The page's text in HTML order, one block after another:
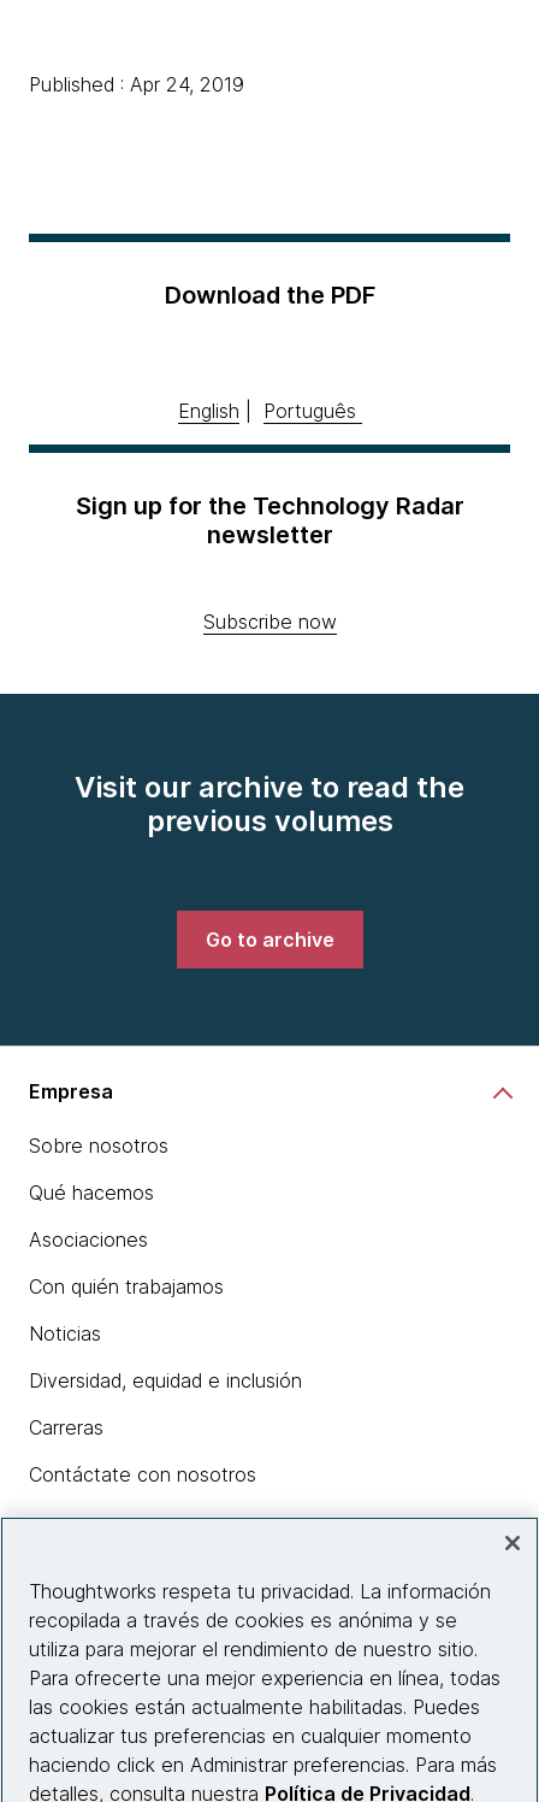
Published : Apr 24, 2019
Download the PDF
English Português
Sign up for the Technology Radar
newsletter
Subscribe now
Visit our archive to read the
previous volumes
Go to archive
Empresa
Sobre nosotros
Qué hacemos
Asociaciones
Con quién trabajamos
Noticias
Diversidad, equidad e inclusión
Carreras
Contáctate con nosotros
Información del sitio web
Conecta con nosotros
Thoughtworks respeta tu privacidad. La información
recopilada a través de cookies es anónima y se
utiliza para mejorar el rendimiento de nuestro sitio.
Para ofrecerte una mejor experiencia en línea, todas
las cookies están actualmente habilitadas. Puedes
actualizar tus preferencias en cualquier momento
haciendo click en Administrar preferencias. Para más
detalles, consulta nuestra Política de Privacidad.